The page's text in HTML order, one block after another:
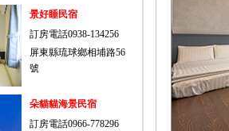
景好睡民宿
訂房電話0938-134256
屏東縣琉球鄉相埔路56
號
朵貓貓海景民宿
訂房電話0966-778296